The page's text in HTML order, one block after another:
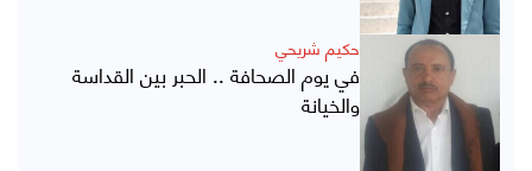
حكيم شريحي
في يوم الصحافة .. الحبر بين القداسة
والخيانة